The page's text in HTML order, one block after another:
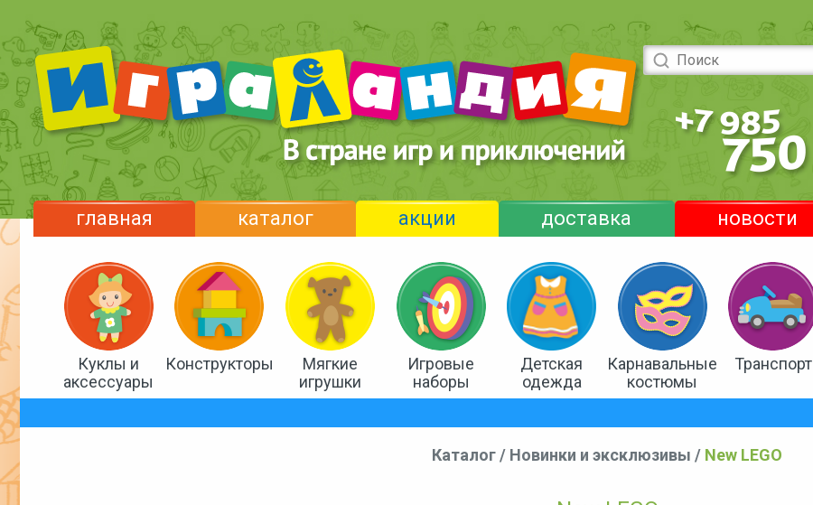
главная каталог акции доставка новости
Куклы и
аксессуары
Конструкторы
Мягкие
игрушки
Игровые
наборы
Детская
одежда
Карнавальные
костюмы
Транспорт
Каталог / Новинки и эксклюзивы / New LEGO